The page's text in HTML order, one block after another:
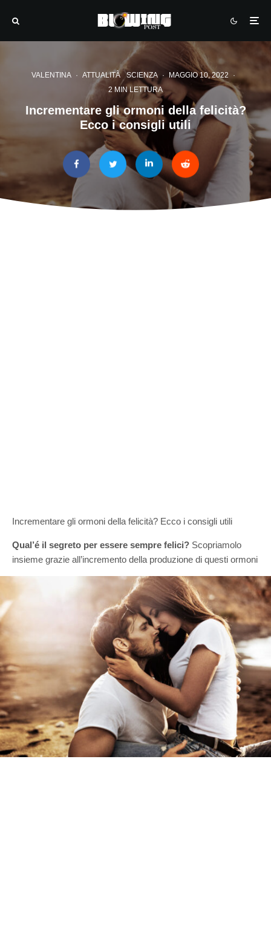
VALENTINA · ATTUALITÀ SCIENZA · MAGGIO 10, 2022
·
2 MIN LETTURA
Incrementare gli ormoni della felicità?
Ecco i consigli utili
Incrementare gli ormoni della felicità? Ecco i consigli utili
Qual’é il segreto per essere sempre felici? Scopriamolo
insieme grazie all’incremento della produzione di questi ormoni